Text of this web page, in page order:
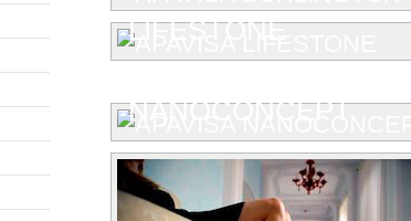
LIFESTONE
NANOCONCEPT